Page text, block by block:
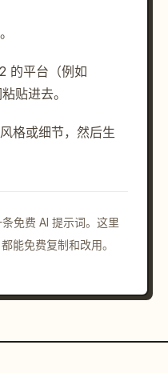
的平台（例如
贴进去。
格或细节，然后生
免费 AI 提示词。这里
能免费复制和改用。